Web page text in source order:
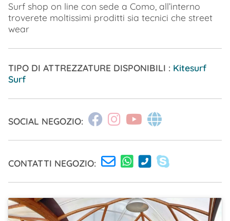
Surf shop on line con sede a Como, all’interno
troverete moltissimi proditti sia tecnici che street
wear
TIPO DI ATTREZZATURE DISPONIBILI : Kitesurf
Surf
SOCIAL NEGOZIO:
CONTATTI NEGOZIO: